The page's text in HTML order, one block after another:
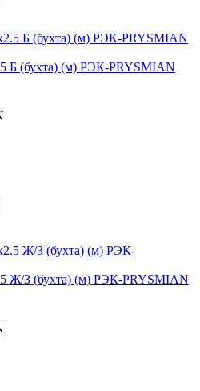
Б (бухта) (м) РЭК-PRYSMIAN
Ж/З (бухта) (м) РЭК-PRYSMIAN